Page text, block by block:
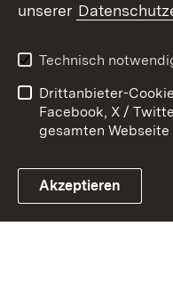
Link zum Landesportal
Datenschutz
Impressum
unserer
Technisch
Drittanbieter-
Facebook, X /
gesamten
Akzeptieren